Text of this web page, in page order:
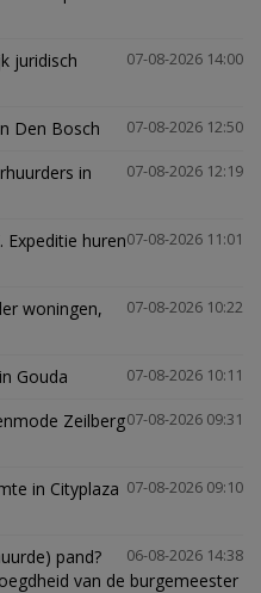
07-08-2026 14:00
juridisch
07-08-2026 12:50
Den Bosch
07-08-2026 12:19
in
07-08-2026 11:01
Expeditie huren
07-08-2026 10:22
woningen,
07-08-2026 10:11
Gouda
07-08-2026 09:31
Zeilberg
07-08-2026 09:10
in Cityplaza
06-08-2026 14:38
pand?
van de burgemeester